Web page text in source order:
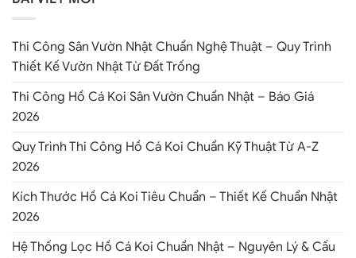
Thi Công Sân Vườn Nhật Chuẩn Nghệ Thuật – Quy Trình
Thiết Kế Vườn Nhật Từ Đất Trống
Thi Công Hồ Cá Koi Sân Vườn Chuẩn Nhật – Báo Giá
2026
Quy Trình Thi Công Hồ Cá Koi Chuẩn Kỹ Thuật Từ A-Z
2026
Kích Thước Hồ Cá Koi Tiêu Chuẩn – Thiết Kế Chuẩn Nhật
2026
Hệ Thống Lọc Hồ Cá Koi Chuẩn Nhật – Nguyên Lý & Cấu